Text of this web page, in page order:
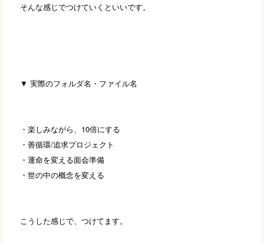
そんな感じでつけていくといいです。
▼ 実際のフォルダ名・ファイル名
・楽しみながら、10倍にする
・善循環/追求プロジェクト
・運命を変える面会準備
・世の中の概念を変える
こうした感じで、つけてます。